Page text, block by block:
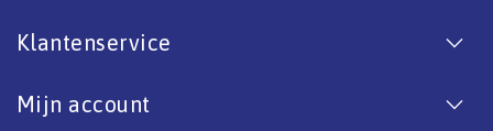
Klantenservice
Mijn account